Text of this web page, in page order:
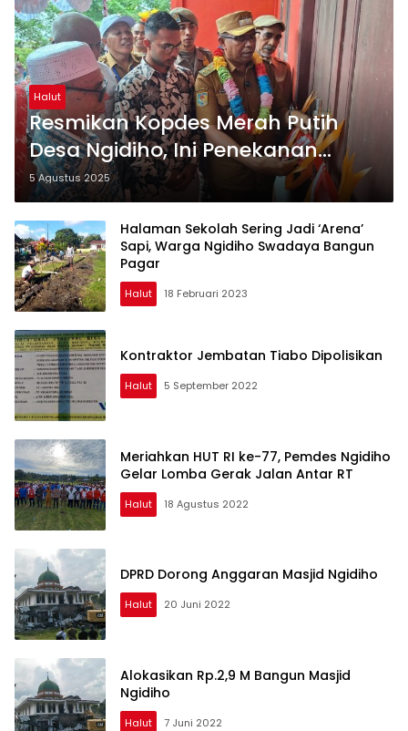
Halut
Resmikan Kopdes Merah Putih
Desa Ngidiho, Ini Penekanan
Wabup Halut
5 Agustus 2025
Halaman Sekolah Sering Jadi ‘Arena’
Sapi, Warga Ngidiho Swadaya Bangun
Pagar
Halut 18 Februari 2023
Kontraktor Jembatan Tiabo Dipolisikan
Halut 5 September 2022
Meriahkan HUT RI ke-77, Pemdes Ngidiho
Gelar Lomba Gerak Jalan Antar RT
Halut 18 Agustus 2022
DPRD Dorong Anggaran Masjid Ngidiho
Halut 20 Juni 2022
Alokasikan Rp.2,9 M Bangun Masjid
Ngidiho
Halut 7 Juni 2022